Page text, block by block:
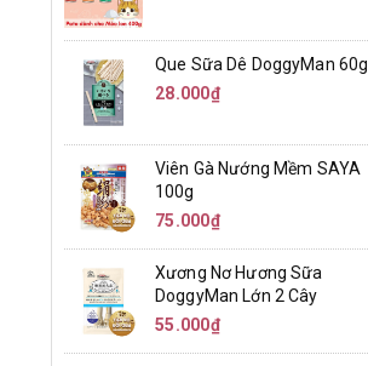
Que Sữa Dê DoggyMan 60g
28.000₫
Viên Gà Nướng Mềm SAYA
100g
75.000₫
Xương Nơ Hương Sữa
DoggyMan Lớn 2 Cây
55.000₫